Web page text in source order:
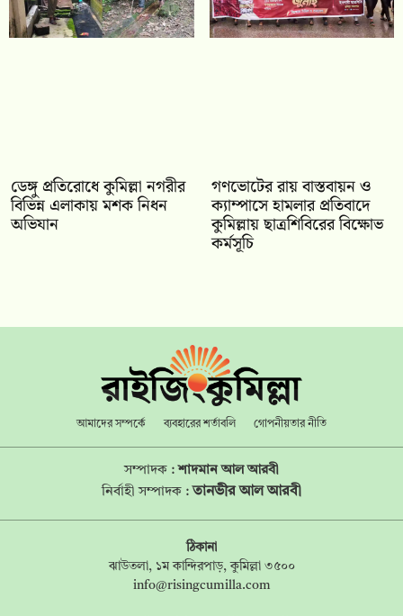
ডেঙ্গু প্রতিরোধে কুমিল্লা নগরীর
বিভিন্ন এলাকায় মশক নিধন
অভিযান
গণভোটের রায় বাস্তবায়ন ও
ক্যাম্পাসে হামলার প্রতিবাদে
কুমিল্লায় ছাত্রশিবিরের বিক্ষোভ
কর্মসূচি
আমাদের সম্পর্কে ব্যবহারের শর্তাবলি গোপনীয়তার নীতি
সম্পাদক :শাদমান আল আরবী
নির্বাহী সম্পাদক :তানভীর আল আরবী
ঠিকানা
ঝাউতলা, ১ম কান্দিরপাড়, কুমিল্লা ৩৫০০
info@risingcumilla.com